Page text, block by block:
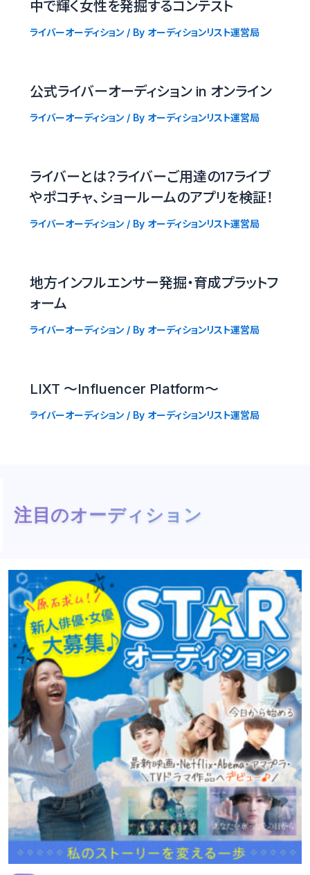
中で輝く女性を発掘するコンテスト
ライバーオーディション/ By オーディションリスト運営局
公式ライバーオーディション in オンライン
ライバーオーディション/ By オーディションリスト運営局
ライバーとは？ライバーご用達の17ライブ
やポコチャ、ショールームのアプリを検証！
ライバーオーディション/ By オーディションリスト運営局
地方インフルエンサー発掘・育成プラットフ
ォーム
ライバーオーディション/ By オーディションリスト運営局
LIXT 〜Influencer Platform〜
ライバーオーディション/ By オーディションリスト運営局
注目のオーディション